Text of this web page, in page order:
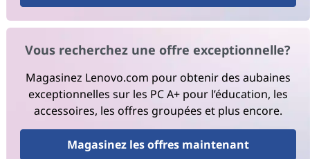
Vous recherchez une offre exceptionnelle?
Magasinez Lenovo.com pour obtenir des aubaines
exceptionnelles sur les PC A+ pour l’éducation, les
accessoires, les offres groupées et plus encore.
Magasinez les offres maintenant